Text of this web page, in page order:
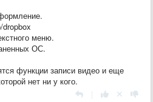
dropbox
меню.
ОС.
функции записи видео и еще
нет ни у кого.